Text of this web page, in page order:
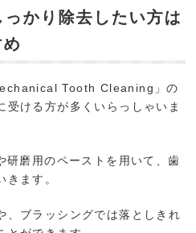
かり除去したい方は
Tooth Cleaning」の
受ける方が多くいらっしゃいま
研磨用のペーストを用いて、歯
ます。
、ブラッシングでは落としきれ